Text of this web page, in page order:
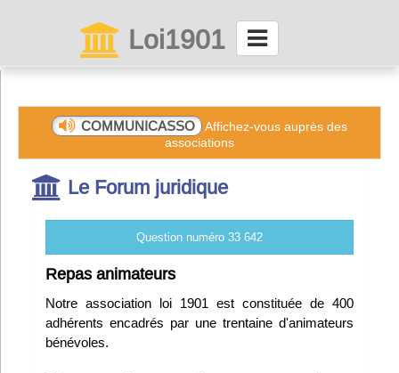
Loi1901
Connexion
Abonnez-vous à LettrAsso
Menu général
ServiceAsso
Partager
COMMUNICASSO
Affichez-vous auprès des
associations
Le Forum juridique
Question numéro 33 642
Repas animateurs
Notre association loi 1901 est constituée de 400
adhérents encadrés par une trentaine d'animateurs
bénévoles.